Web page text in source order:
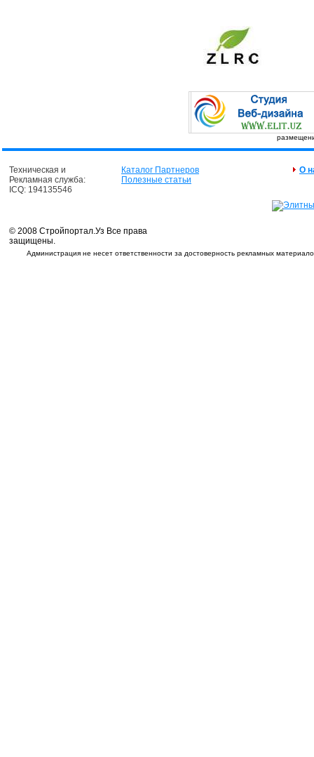
Техническая и
Рекламная служба:
ICQ: 194135546
Каталог Партнеров
Полезные статьи
О
© 2008 Стройпортал.Уз Все права
защищены.
Администрация не несет ответственности за достоверность рекламных